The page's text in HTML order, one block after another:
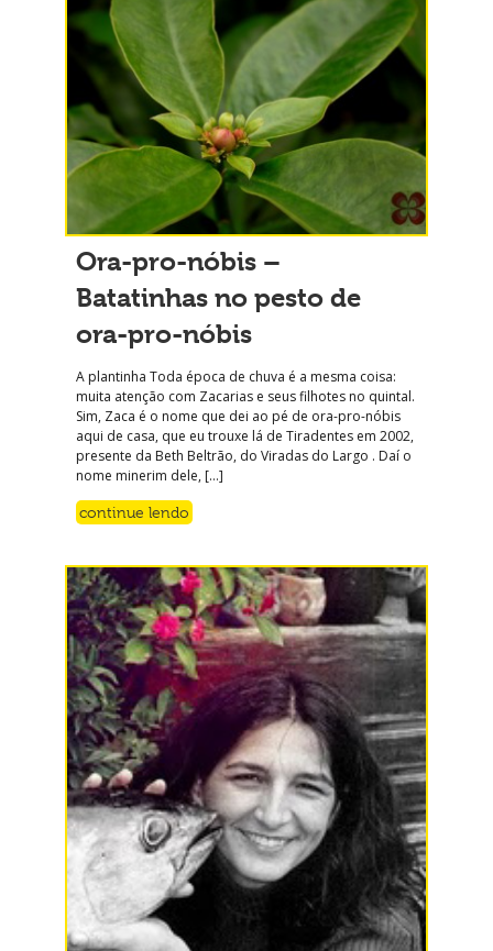
Ora-pro-nóbis –
Batatinhas no pesto de
ora-pro-nóbis
A plantinha Toda época de chuva é a mesma coisa:
muita atenção com Zacarias e seus filhotes no quintal.
Sim, Zaca é o nome que dei ao pé de ora-pro-nóbis
aqui de casa, que eu trouxe lá de Tiradentes em 2002,
presente da Beth Beltrão, do Viradas do Largo . Daí o
nome minerim dele, […]
continue lendo